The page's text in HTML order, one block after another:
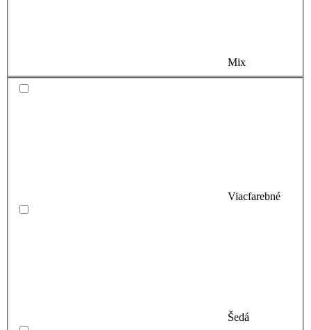
Mix
Viacfarebné
Šedá